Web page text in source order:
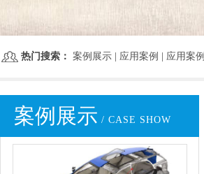
热门搜索： 案例展示 应用案例 应用案例
案例展示 / CASE SHOW